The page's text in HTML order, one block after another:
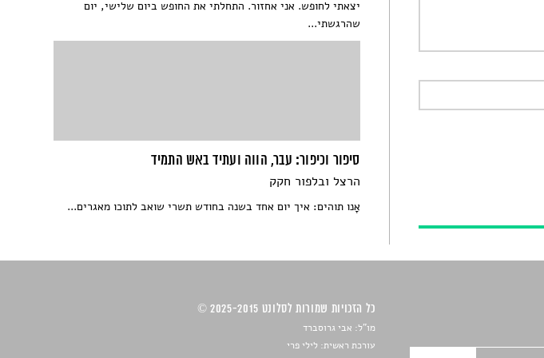
יצאתי לחופש. אני אחזור. התחלתי את החופש ביום שלישי, יום
שהרגשתי...
סיפור וכיפור: עבר, הווה ועתיד באש התמיד
הרצל ובלפור חקק
אָנו תוהים: איך יום אחד בשנה בחודש תשרי שואב לתוכו מאגרים...
כל הזכויות שמורות לסלונט 2025-2015 ©
מו"ל: אבי גרוסברד
עורכת ראשית: לילי פרי